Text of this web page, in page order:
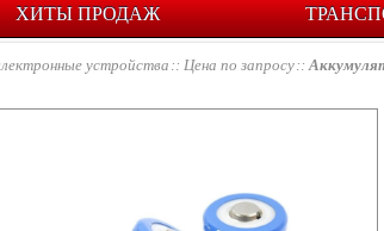
ХИТЫ ПРОДАЖ
устройства Цена по запросу